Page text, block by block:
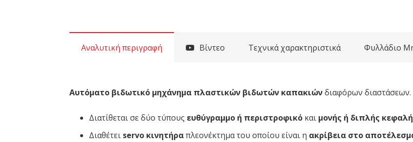
Αναλυτική περιγραφή Βίντεο Τεχνικά χαρακτηριστικά Φυλλάδιο
Αυτόματο βιδωτικό μηχάνημα πλαστικών βιδωτών καπακιώνδιαφόρων διαστάσεων.
Διατίθεται σε δύο τύπους ευθύγραμμο ή περιστροφικό και μονής ή διπλής
Διαθέτει servo κινητήραπλεονέκτημα του οποίου είναι η ακρίβεια στο